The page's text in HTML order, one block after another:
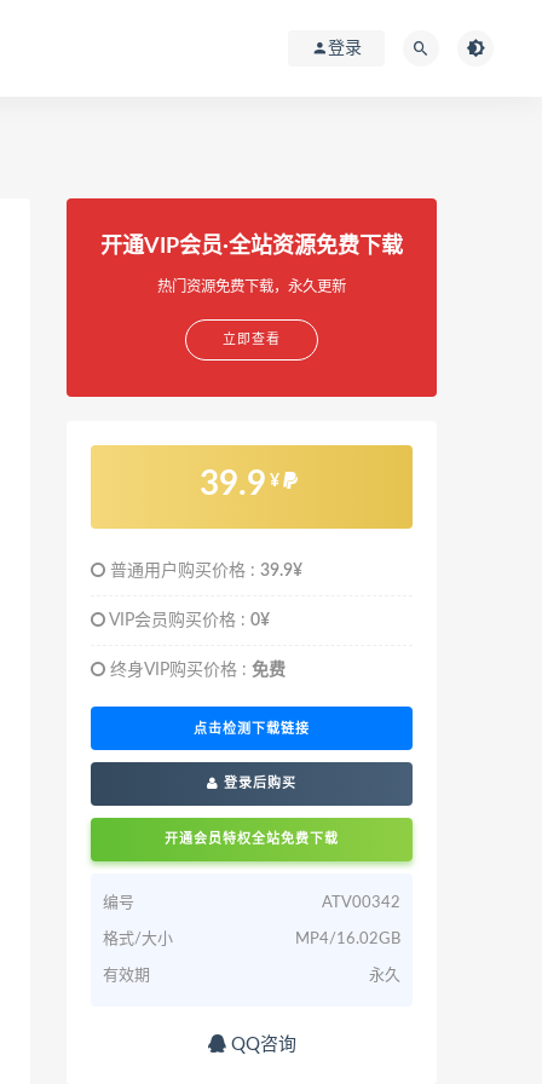
登录
开通VIP会员·全站资源免费下载
热门资源免费下载，永久更新
立即查看
39.9 ¥
普通用户购买价格 : 39.9¥
VIP会员购买价格 : 0¥
终身VIP购买价格 : 免费
点击检测下载链接
登录后购买
开通会员特权全站免费下载
编号 ATV00342
格式/大小 MP4/16.02GB
有效期 永久
QQ咨询